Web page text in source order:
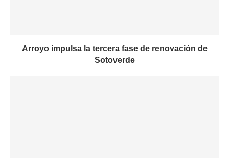
Arroyo impulsa la tercera fase de renovación de
Sotoverde